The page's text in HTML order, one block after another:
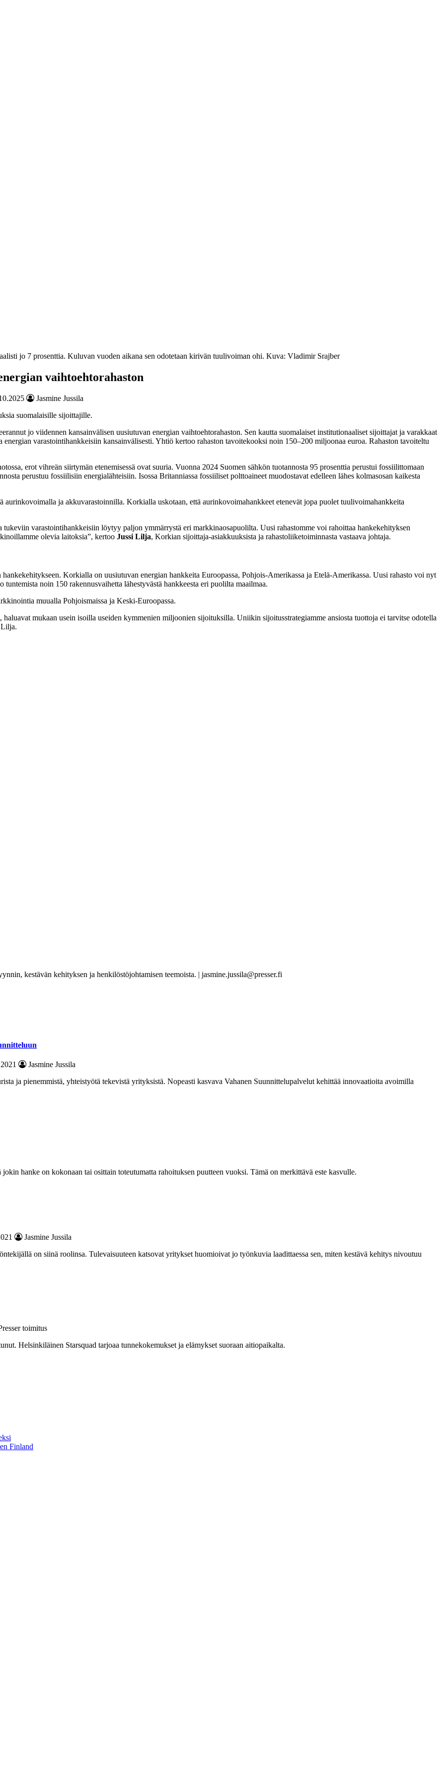
jo 7 prosenttia. Kuluvan vuoden aikana sen odotetaan kirivän tuulivoiman ohi. Kuva: Vladimir Srajber
vaihtoehtorahaston
Jasmine Jussila
suomalaisille sijoittajille.
jo viidennen kansainvälisen uusiutuvan energian vaihtoehtorahaston. Sen kautta suomalaiset institutionaaliset sijoittajat ja varakkaat
varastointihankkeisiin kansainvälisesti. Yhtiö kertoo rahaston tavoitekooksi noin 150–200 miljoonaa euroa. Rahaston tavoiteltu
erot vihreän siirtymän etenemisessä ovat suuria. Vuonna 2024 Suomen sähkön tuotannosta 95 prosenttia perustui fossiilittomaan
perustuu fossiilisiin energialähteisiin. Isossa Britanniassa fossiiliset polttoaineet muodostavat edelleen lähes kolmasosan kaikesta
ja akkuvarastoinnilla. Korkialla uskotaan, että aurinkovoimahankkeet etenevät jopa puolet tuulivoimahankkeita
varastointihankkeisiin löytyy paljon ymmärrystä eri markkinaosapuolilta. Uusi rahastomme voi rahoittaa hankekehityksen
olevia laitoksia”, kertoo Jussi Lilja, Korkian sijoittaja-asiakkuuksista ja rahastoliiketoiminnasta vastaava johtaja.
Korkialla on uusiutuvan energian hankkeita Euroopassa, Pohjois-Amerikassa ja Etelä-Amerikassa. Uusi rahasto voi nyt
noin 150 rakennusvaihetta lähestyvästä hankkeesta eri puolilta maailmaa.
muualla Pohjoismaissa ja Keski-Euroopassa.
mukaan usein isoilla useiden kymmenien miljoonien sijoituksilla. Uniikin sijoitusstrategiamme ansiosta tuottoja ei tarvitse odotella
Lilja.
kestävän kehityksen ja henkilöstöjohtamisen teemoista. | jasmine.jussila@presser.fi
Jasmine Jussila
ja pienemmistä, yhteistyötä tekevistä yrityksistä. Nopeasti kasvava Vahanen Suunnittelupalvelut kehittää innovaatioita avoimilla
hanke on kokonaan tai osittain toteutumatta rahoituksen puutteen vuoksi. Tämä on merkittävä este kasvulle.
Jasmine Jussila
on siinä roolinsa. Tulevaisuuteen katsovat yritykset huomioivat jo työnkuvia laadittaessa sen, miten kestävä kehitys nivoutuu
toimitus
Helsinkiläinen Starsquad tarjoaa tunnekokemukset ja elämykset suoraan aitiopaikalta.
Finland